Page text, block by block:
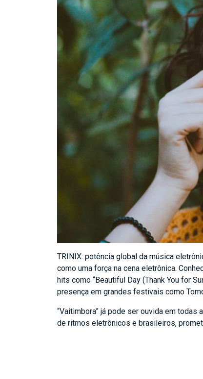
TRINIX: potência global da música
como uma força na cena eletrônica.
hits como “Beautiful Day (Thank You for
presença em grandes festivais como
“Vaitimbora” já pode ser ouvida em
de ritmos eletrônicos e brasileiros,